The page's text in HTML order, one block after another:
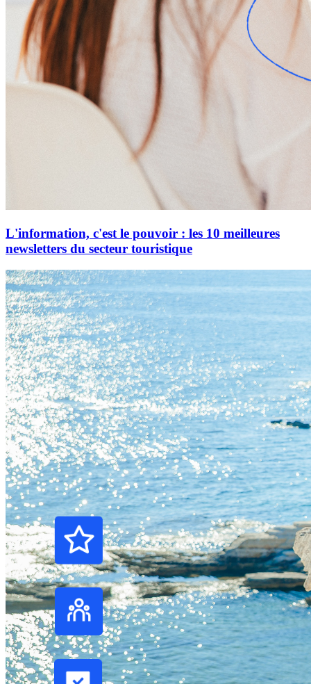
L'information, c'est le pouvoir : les 10 meilleures
newsletters du secteur touristique